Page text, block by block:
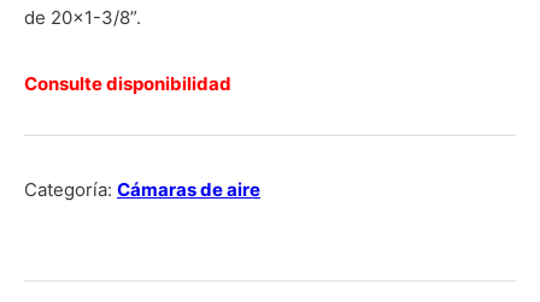
de 20×1-3/8”.
Consulte disponibilidad
Categoría: Cámaras de aire